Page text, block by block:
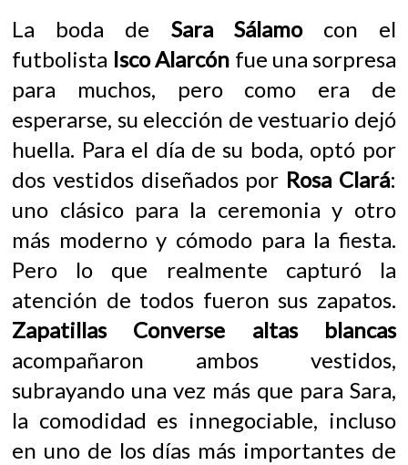
La boda de Sara Sálamocon el
futbolista Isco Alarcón fue una sorpresa
para muchos, pero como era de
esperarse, su elección de vestuario dejó
huella. Para el día de su boda, optó por
dos vestidos diseñados por Rosa Clará:
uno clásico para la ceremonia y otro
más moderno y cómodo para la fiesta.
Pero lo que realmente capturó la
atención de todos fueron sus zapatos.
Zapatillas Converse altas blancas
acompañaron ambos vestidos,
subrayando una vez más que para Sara,
la comodidad es innegociable, incluso
en uno de los días más importantes de